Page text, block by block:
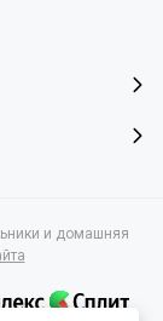
и домашняя